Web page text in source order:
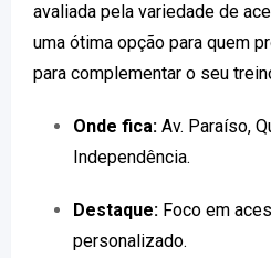
avaliada pela variedade de
uma ótima opção para quem
para complementar o seu
Onde fica: Av. Paraíso,
Independência.
Destaque: Foco em
personalizado.